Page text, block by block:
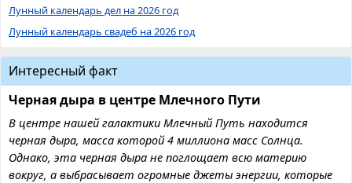
Лунный календарь дел на 2026 год
Лунный календарь свадеб на 2026 год
Интересный факт
Черная дыра в центре Млечного Пути
В центре нашей галактики Млечный Путь находится
черная дыра, масса которой 4 миллиона масс Солнца.
Однако, эта черная дыра не поглощает всю материю
вокруг, а выбрасывает огромные джеты энергии, которые